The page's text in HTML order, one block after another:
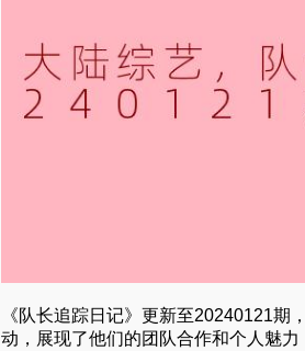
《队长追踪日记》更新至20240121期
动，展现了他们的团队合作和个人魅